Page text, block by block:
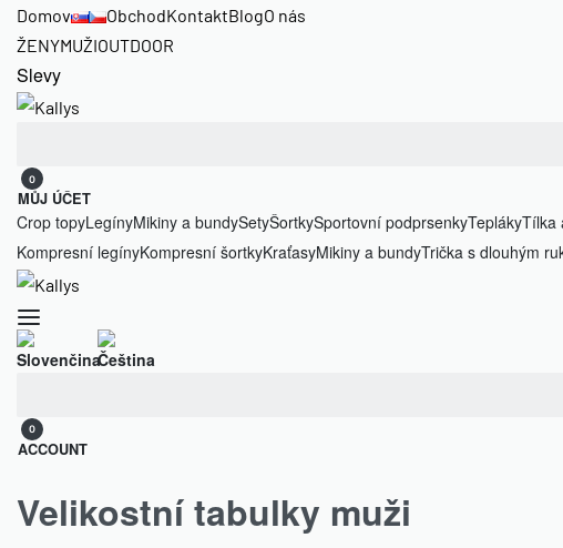
Domov ObchodKontaktBlogO nás
ŽENYMUŽIOUTDOOR
Slevy
0
MŮJ ÚČET
Crop topyLegínyMikiny a bundySetyŠortkySportovní podprsenkyTeplákyTílka
Kompresní legínyKompresní šortkyKraťasyMikiny a bundyTrička s dlouhým
0
ACCOUNT
Velikostní tabulky muži